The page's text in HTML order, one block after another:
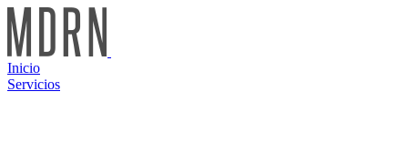
Inicio
Servicios